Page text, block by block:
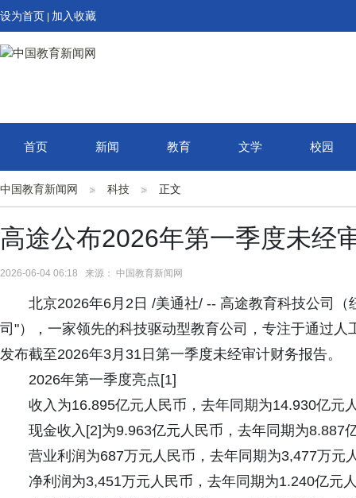
设为首页 加入收藏
首页 新闻 教育 文学 校园
中国教育新闻网 科技 正文
高途公布2026年第一季度未经
2026-06-04 06:18 来源： 中国教育新闻网
北京2026年6月2日 /美通社/ -- 高途教育科技公司
司"），一家领先的科技驱动型教育公司，专注于通过
发布截至2026年3月31日第一季度未经审计财务报告。
2026年第一季度亮点[1]
收入为16.895亿元人民币，去年同期为14.930亿元
现金收入[2]为9.963亿元人民币，去年同期为8.887
营业利润为687万元人民币，去年同期为3,477万元
净利润为3,451万元人民币，去年同期为1.240亿元